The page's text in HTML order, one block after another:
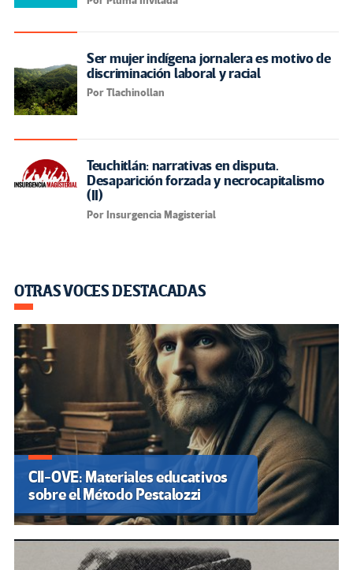
Ser mujer indígena jornalera es motivo de
discriminación laboral y racial
Por Tlachinollan
Teuchitlán: narrativas en disputa.
Desaparición forzada y necrocapitalismo
(II)
Por Insurgencia Magisterial
OTRAS VOCES DESTACADAS
CII-OVE: Materiales educativos
sobre el Método Pestalozzi